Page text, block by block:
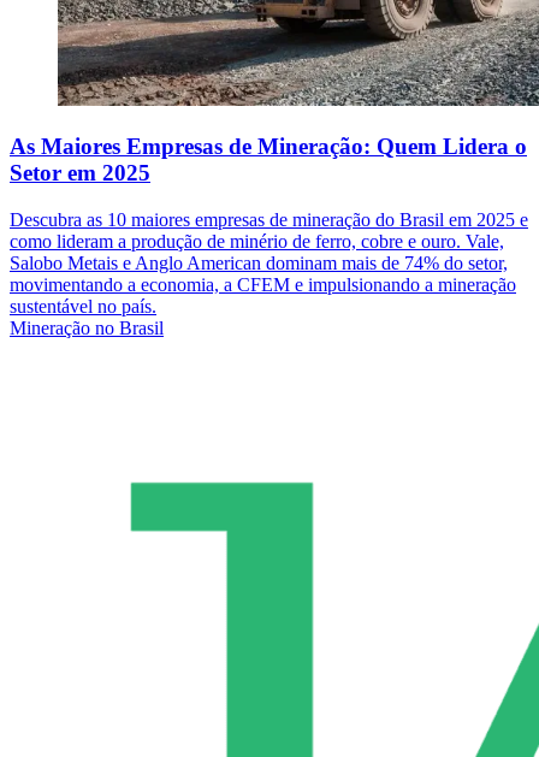
As Maiores Empresas de Mineração: Quem Lidera o
Setor em 2025
Descubra as 10 maiores empresas de mineração do Brasil em 2025 e
como lideram a produção de minério de ferro, cobre e ouro. Vale,
Salobo Metais e Anglo American dominam mais de 74% do setor,
movimentando a economia, a CFEM e impulsionando a mineração
sustentável no país.
Mineração no Brasil